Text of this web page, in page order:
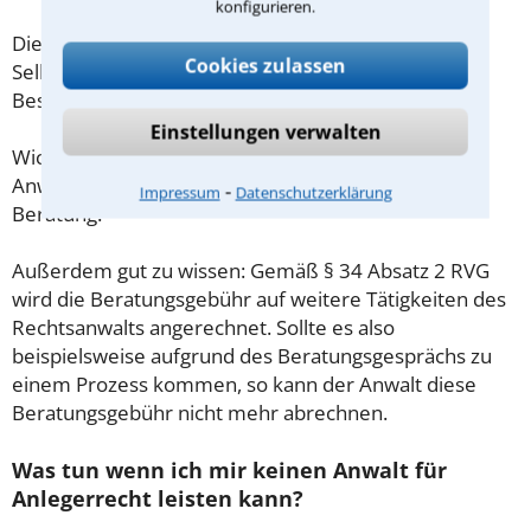
konfigurieren.
Cookies zulassen
Einstellungen verwalten
Impressum ⁃ Datenschutzerklärung
Diese Regelung gilt jedoch nur für Verbraucher. Für
Selbstständige oder Freiberufler gilt diese
Beschränkung nicht.
Wichtig daher: Klären Sie die Kostenfrage mit Ihrem
Anwalt aus Chemnitz schon zu Beginn der ersten
Beratung.
Außerdem gut zu wissen: Gemäß § 34 Absatz 2 RVG
wird die Beratungsgebühr auf weitere Tätigkeiten des
Rechtsanwalts angerechnet. Sollte es also
beispielsweise aufgrund des Beratungsgesprächs zu
einem Prozess kommen, so kann der Anwalt diese
Beratungsgebühr nicht mehr abrechnen.
Was tun wenn ich mir keinen Anwalt für
Anlegerrecht leisten kann?